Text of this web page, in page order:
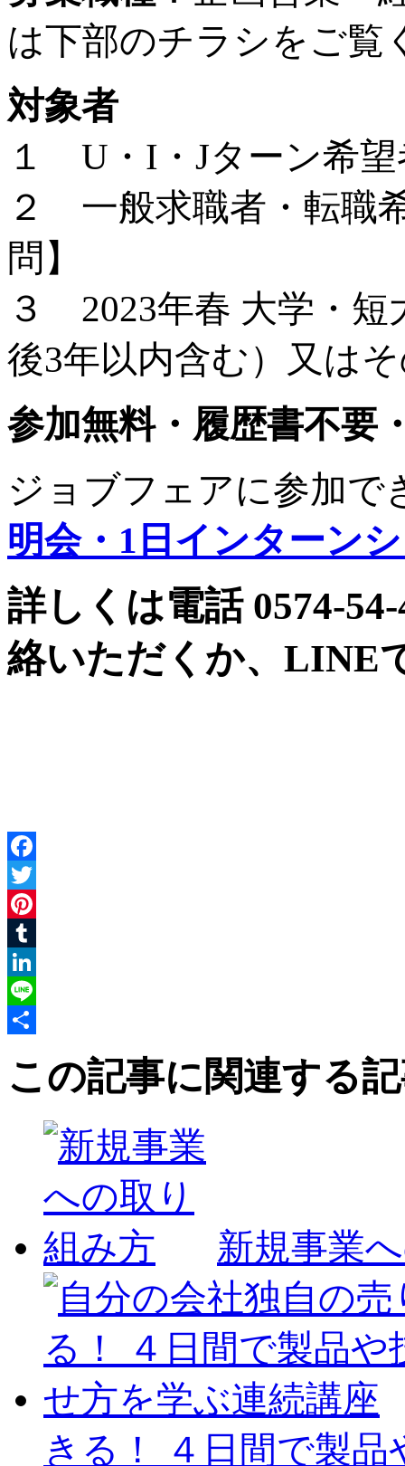
は下部のチラシをご覧
対象者
１ U・I・Jターン希
２ 一般求職者・転職
問】
３ 2023年春 大学・短
後3年以内含む）又は
参加無料・履歴書不要
ジョブフェアに参加で
明会・1日インターン
詳しくは電話 0574-
絡いただくか、LINE
Facebook
Twitter
Pinterest
Tumblr
LinkedIn
Line
この記事に関連する
新規事業
きる！ ４日間で製